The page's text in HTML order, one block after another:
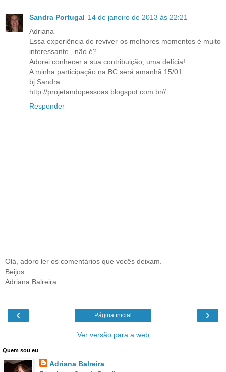
Sandra Portugal 14 de janeiro de 2013 às 22:21
Adriana
Essa experiência de reviver os melhores momentos é muito
interessante , não é?
Adorei conhecer a sua contribuição, uma delícia!.
A minha participação na BC será amanhã 15/01.
bj Sandra
http://projetandopessoas.blogspot.com.br//
Responder
Olá, adoro ler os comentários que vocês deixam.
Beijos
Adriana Balreira
‹ ›
Página inicial
Ver versão para a web
Quem sou eu
Adriana Balreira